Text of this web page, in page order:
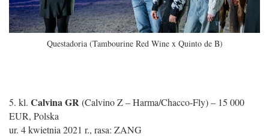
Questadoria (Tambourine Red Wine x Quinto de B)
5. kl. Calvina GR(Calvino Z – Harma/Chacco-Fly) – 15 000
EUR, Polska
ur. 4 kwietnia 2021 r., rasa: ZANG